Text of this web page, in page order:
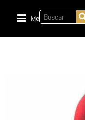
Menu